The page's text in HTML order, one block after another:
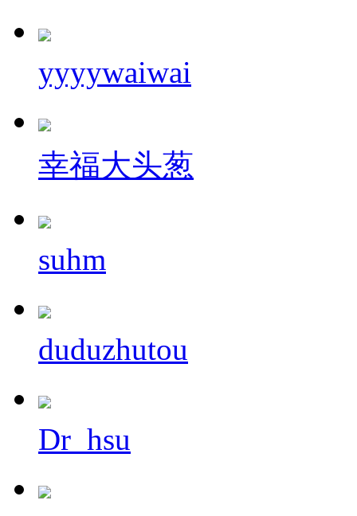
yyyywaiwai
幸福大头葱
suhm
duduzhutou
Dr_hsu